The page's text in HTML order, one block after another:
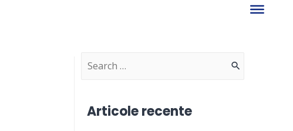
S
Articole recente